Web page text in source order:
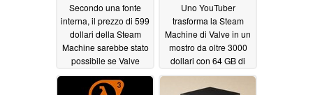
Secondo una fonte
interna, il prezzo di 599
dollari della Steam
Machine sarebbe stato
possibile se Valve
fosse riuscita a gestire
la carenza di memoria
Uno YouTuber
trasforma la Steam
Machine di Valve in un
mostro da oltre 3000
dollari con 64 GB di
RAM e un SSD da 4 TB
06/27/2026